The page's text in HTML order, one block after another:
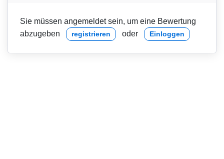
Sie müssen angemeldet sein, um eine Bewertung
abzugeben
registrieren oder Einloggen